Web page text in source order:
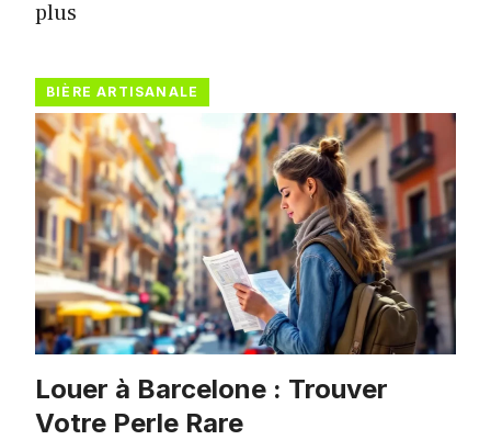
plus
BIÈRE ARTISANALE
Louer à Barcelone : Trouver
Votre Perle Rare